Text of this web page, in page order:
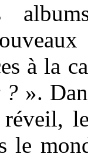
à la
? ».
le